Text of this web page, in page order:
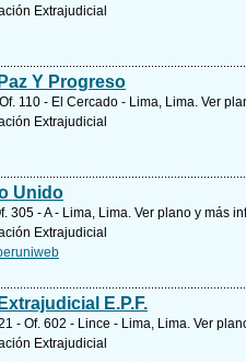
Extrajudicial
Y Progreso
110 - El Cercado - Lima, Lima. Ver
Extrajudicial
Unido
305 - A - Lima, Lima. Ver plano y más
Extrajudicial
E.P.F.
- Of. 602 - Lince - Lima, Lima. Ver
Extrajudicial